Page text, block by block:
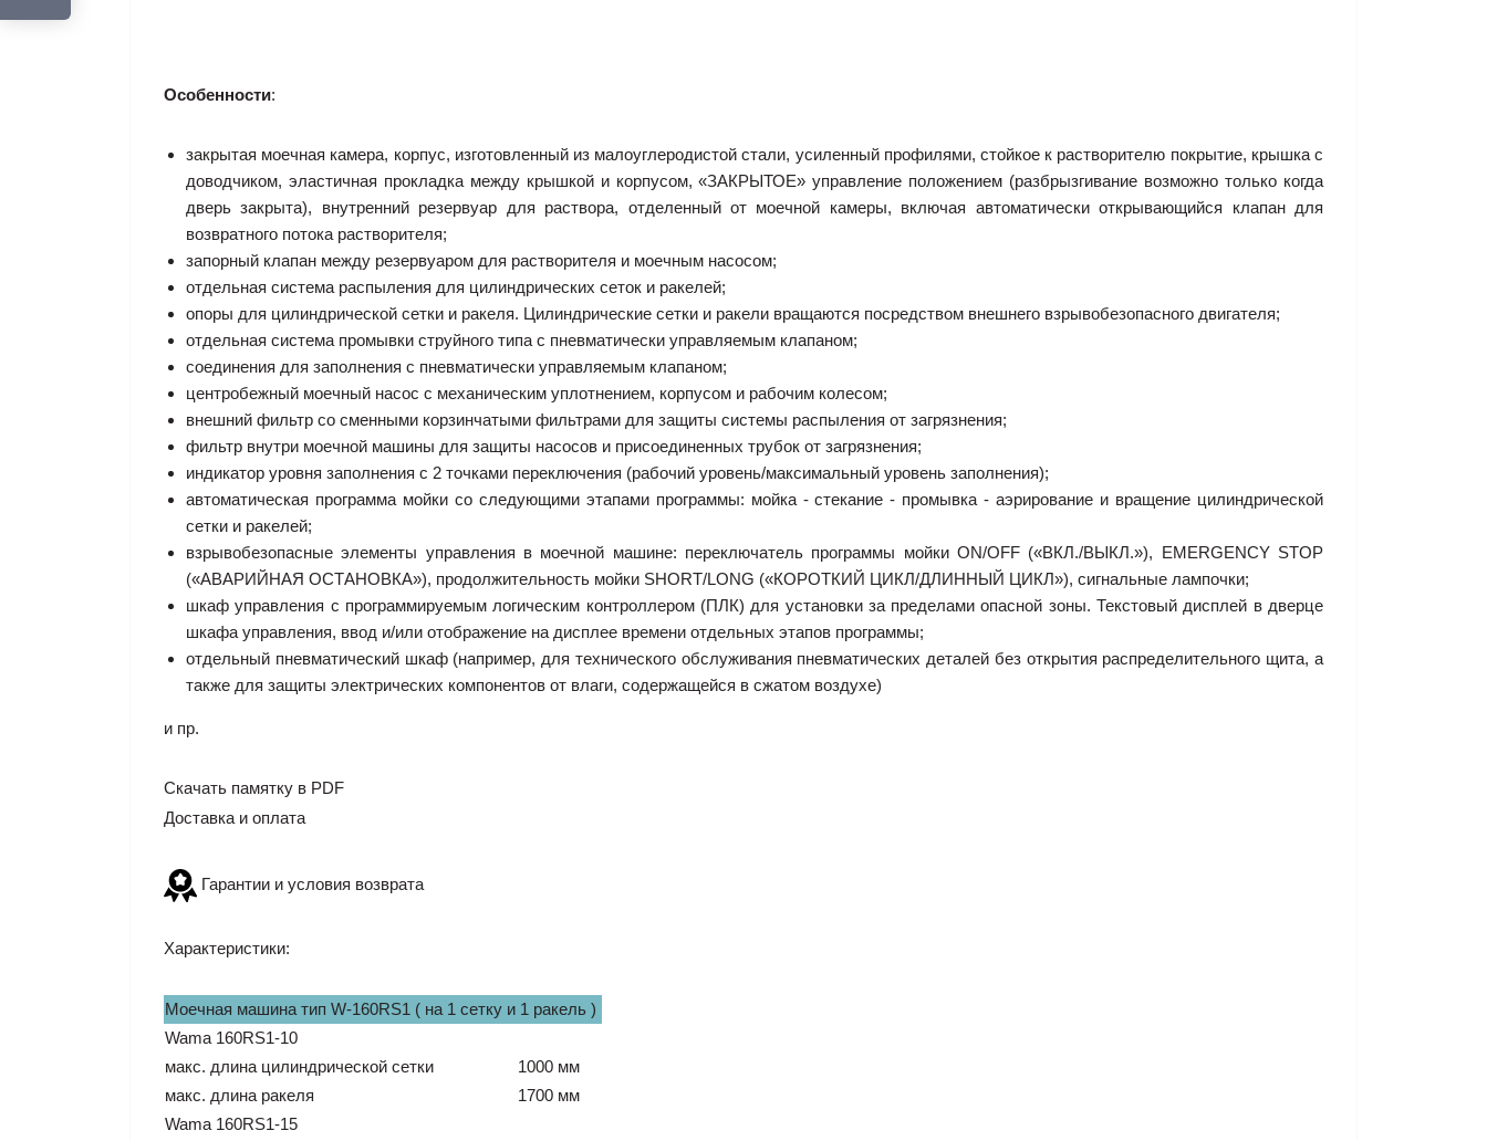
Особенности:
закрытая моечная камера, корпус, изготовленный из малоуглеродистой стали, усиленный профилями, стойкое к растворителю покрытие, крышка с
доводчиком, эластичная прокладка между крышкой и корпусом, «ЗАКРЫТОЕ» управление положением (разбрызгивание возможно только когда
дверь закрыта), внутренний резервуар для раствора, отделенный от моечной камеры, включая автоматически открывающийся клапан для
возвратного потока растворителя;
запорный клапан между резервуаром для растворителя и моечным насосом;
отдельная система распыления для цилиндрических сеток и ракелей;
опоры для цилиндрической сетки и ракеля. Цилиндрические сетки и ракели вращаются посредством внешнего взрывобезопасного двигателя;
отдельная система промывки струйного типа с пневматически управляемым клапаном;
соединения для заполнения с пневматически управляемым клапаном;
центробежный моечный насос с механическим уплотнением, корпусом и рабочим колесом;
внешний фильтр со сменными корзинчатыми фильтрами для защиты системы распыления от загрязнения;
фильтр внутри моечной машины для защиты насосов и присоединенных трубок от загрязнения;
индикатор уровня заполнения с 2 точками переключения (рабочий уровень/максимальный уровень заполнения);
автоматическая программа мойки со следующими этапами программы: мойка - стекание - промывка - аэрирование и вращение цилиндрической
сетки и ракелей;
взрывобезопасные элементы управления в моечной машине: переключатель программы мойки ON/OFF («ВКЛ./ВЫКЛ.»), EMERGENCY STOP
(«АВАРИЙНАЯ ОСТАНОВКА»), продолжительность мойки SHORT/LONG («КОРОТКИЙ ЦИКЛ/ДЛИННЫЙ ЦИКЛ»), сигнальные лампочки;
шкаф управления с программируемым логическим контроллером (ПЛК) для установки за пределами опасной зоны. Текстовый дисплей в дверце
шкафа управления, ввод и/или отображение на дисплее времени отдельных этапов программы;
отдельный пневматический шкаф (например, для технического обслуживания пневматических деталей без открытия распределительного щита, а
также для защиты электрических компонентов от влаги, содержащейся в сжатом воздухе)
и пр.
Скачать памятку в PDF
Доставка и оплата
Гарантии и условия возврата
Характеристики:
Моечная машина тип W-160RS1 ( на 1 сетку и 1 ракель )
Wama 160RS1-10
макс. длина цилиндрической сетки
1000 мм
макс. длина ракеля
1700 мм
Wama 160RS1-15